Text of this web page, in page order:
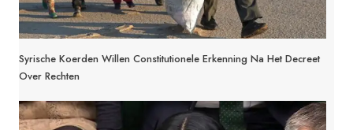
Syrische Koerden Willen Constitutionele Erkenning Na Het Decreet
Over Rechten